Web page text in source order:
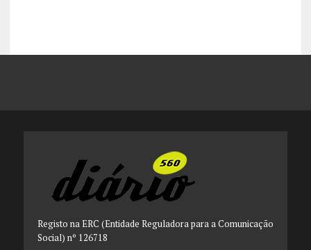
Registo na ERC (Entidade Reguladora para a Comunicação
Social) nº 126718